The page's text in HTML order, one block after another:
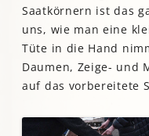
Saatkörnern ist das
uns, wie man eine
Tüte in die Hand
Daumen, Zeige- und
auf das vorbereitete